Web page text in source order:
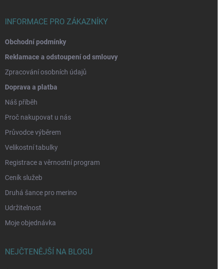
INFORMACE PRO ZÁKAZNÍKY
Obchodní podmínky
Reklamace a odstoupení od smlouvy
Zpracování osobních údajů
Doprava a platba
Náš příběh
Proč nakupovat u nás
Průvodce výběrem
Velikostní tabulky
Registrace a věrnostní program
Ceník služeb
Druhá šance pro merino
Udržitelnost
Moje objednávka
NEJČTENĚJŠÍ NA BLOGU